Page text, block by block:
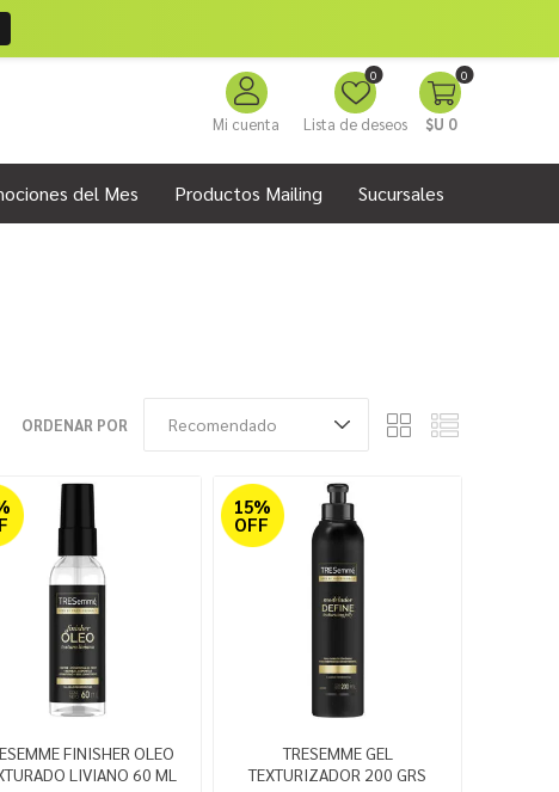
Mi cuenta Lista de deseos
0 0
$U 0
del Mes Productos Mailing Sucursales
ORDENAR POR
FINISHER OLEO
LIVIANO 60 ML
15%
OFF
TRESEMME GEL
TEXTURIZADOR 200 GRS